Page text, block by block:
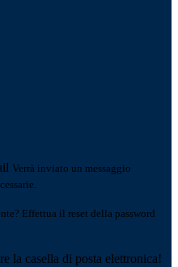
Verrà inviato un messaggio
Effettua il reset della password
la casella di posta elettronica!